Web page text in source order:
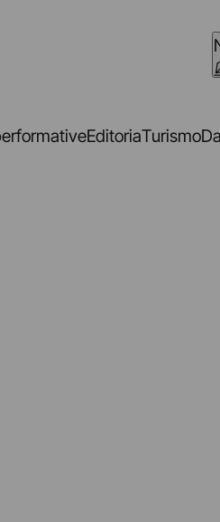
EditoriaTurismo